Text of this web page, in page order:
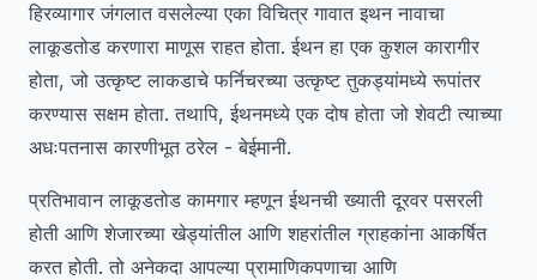
हिरव्यागार जंगलात वसलेल्या एका विचित्र गावात इथन नावाचा
लाकूडतोड करणारा माणूस राहत होता. ईथन हा एक कुशल कारागीर
होता, जो उत्कृष्ट लाकडाचे फर्निचरच्या उत्कृष्ट तुकड्यांमध्ये रूपांतर
करण्यास सक्षम होता. तथापि, ईथनमध्ये एक दोष होता जो शेवटी त्याच्या
अधःपतनास कारणीभूत ठरेल - बेईमानी.
प्रतिभावान लाकूडतोड कामगार म्हणून ईथनची ख्याती दूरवर पसरली
होती आणि शेजारच्या खेड्यांतील आणि शहरांतील ग्राहकांना आकर्षित
करत होती. तो अनेकदा आपल्या प्रामाणिकपणाचा आणि